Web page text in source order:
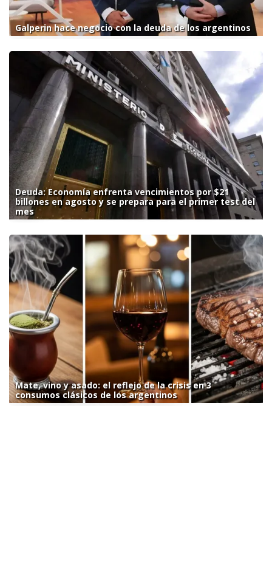
Galperin hace negocio con la deuda de los argentinos
Deuda: Economía enfrenta vencimientos por $21
billones en agosto y se prepara para el primer test del
mes
Mate, vino y asado: el reflejo de la crisis en 3
consumos clásicos de los argentinos